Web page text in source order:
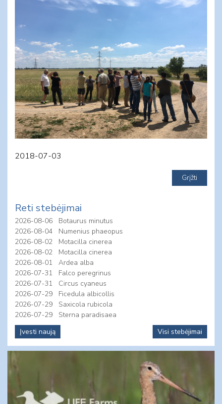
2018-07-03
Reti stebėjimai
2026-08-06
Botaurus minutus
2026-08-04
Numenius phaeopus
2026-08-02
Motacilla cinerea
2026-08-02
Motacilla cinerea
2026-08-01
Ardea alba
2026-07-31
Falco peregrinus
2026-07-31
Circus cyaneus
2026-07-29
Ficedula albicollis
2026-07-29
Saxicola rubicola
2026-07-29
Sterna paradisaea
Įvesti naują
Visi stebėjimai